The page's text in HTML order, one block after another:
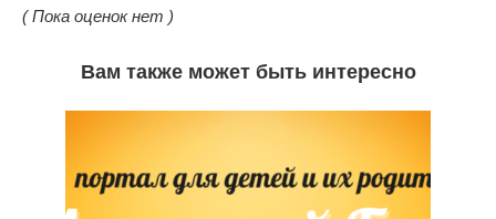
( Пока оценок нет )
Вам также может быть интересно